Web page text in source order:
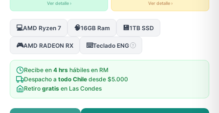
Ver detalle › Ver detalle ›
💻AMD Ryzen 7 🧠16GB Ram 💾1TB SSD
🎮AMD RADEON RX ⌨️Teclado ENG ?
Recibe en 4 hrs hábiles en RM
Despacho a todo Chile desde $5.000
Retiro gratis en Las Condes